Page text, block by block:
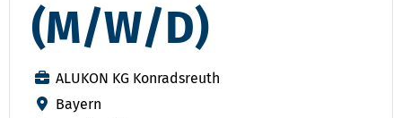
(M/W/D)
ALUKON KG Konradsreuth
Bayern